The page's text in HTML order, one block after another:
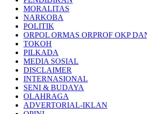
MORALITAS
NARKOBA
POLITIK
ORPOL ORMAS ORPROF OKP
TOKOH
PILKADA
MEDIA SOSIAL
DISCLAIMER
INTERNASIONAL
SENI & BUDAYA
OLAHRAGA
ADVERTORIAL-IKLAN